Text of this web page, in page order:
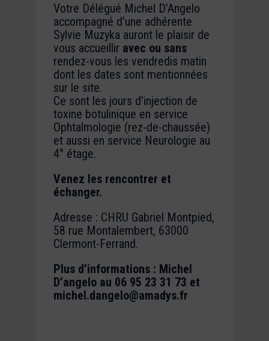
Votre Délégué Michel D’Angelo
accompagné d’une adhérente
Sylvie Muzyka auront le plaisir de
vous accueillir avec ou sans
rendez-vous les vendredis matin
dont les dates sont mentionnées
sur le site.
Ce sont les jours d’injection de
toxine botulinique en service
Ophtalmologie (rez-de-chaussée)
et aussi en service Neurologie au
4° étage.
Venez les rencontrer et
échanger.
Adresse : CHRU Gabriel Montpied,
58 rue Montalembert, 63000
Clermont-Ferrand.
Plus d’informations : Michel
D’angelo au 06 95 23 31 73 et
michel.dangelo@amadys.fr